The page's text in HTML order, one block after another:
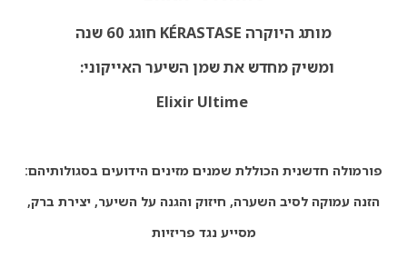
מותג היוקרה KÉRASTASE חוגג 60 שנה
ומשיק מחדש את שמן השיער האייקוני:
Elixir Ultime
פורמולה חדשנית הכוללת שמנים מזינים הידועים בסגולותיהם:
הזנה עמוקה לסיב השערה, חיזוק והגנה על השיער, יצירת ברק,
מסייע נגד פריזיות